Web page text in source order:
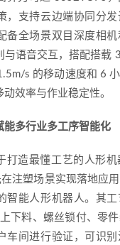
，支持云边端协同分
备全场景双目深度相
与语音交互，搭配搭载
s 的移动速度和 6
效率与作业稳定性。
能多行业多工序智能化
打造最懂工艺的人形
在注塑场景实现落地应
智能人形机器人。其
下料、螺丝锁付、零
车间进行验证，可识